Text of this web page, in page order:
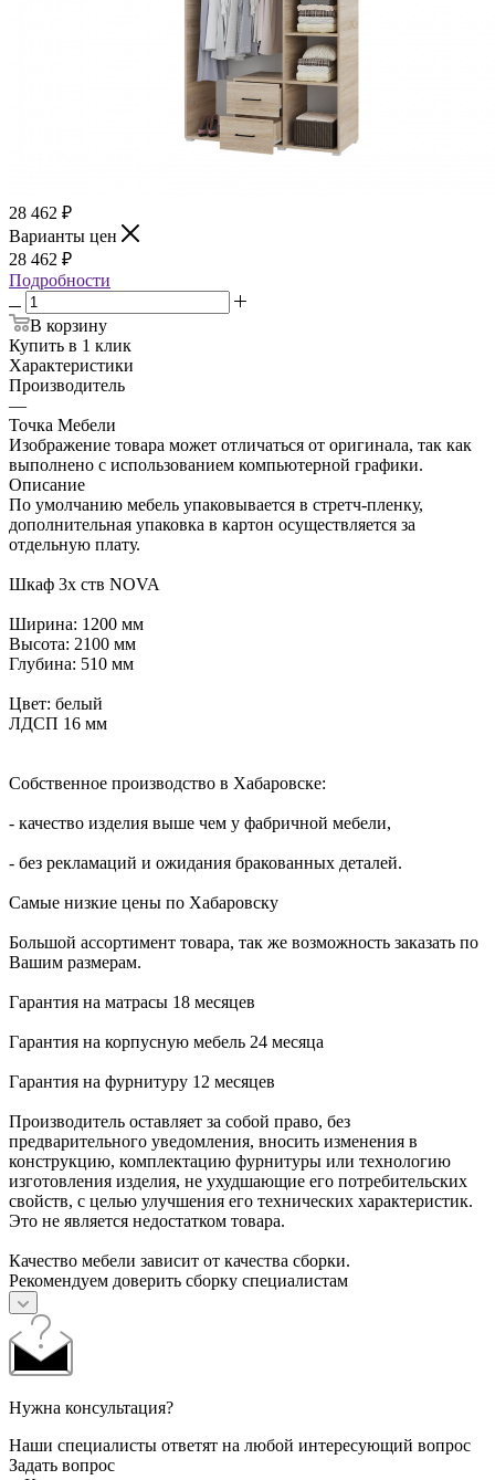
28 462 ₽
Варианты цен
28 462 ₽
Подробности
В корзину
Купить в 1 клик
Характеристики
Производитель
—
Точка Мебели
Изображение товара может отличаться от оригинала, так как
выполнено с использованием компьютерной графики.
Описание
По умолчанию мебель упаковывается в стретч-пленку,
дополнительная упаковка в картон осуществляется за
отдельную плату.
Шкаф 3х ств NOVA
Ширина: 1200 мм
Высота: 2100 мм
Глубина: 510 мм
Цвет: белый
ЛДСП 16 мм
Собственное производство в Хабаровске:
- качество изделия выше чем у фабричной мебели,
- без рекламаций и ожидания бракованных деталей.
Самые низкие цены по Хабаровску
Большой ассортимент товара, так же возможность заказать по
Вашим размерам.
Гарантия на матрасы 18 месяцев
Гарантия на корпусную мебель 24 месяца
Гарантия на фурнитуру 12 месяцев
Производитель оставляет за собой право, без
предварительного уведомления, вносить изменения в
конструкцию, комплектацию фурнитуры или технологию
изготовления изделия, не ухудшающие его потребительских
свойств, с целью улучшения его технических характеристик.
Это не является недостатком товара.
Качество мебели зависит от качества сборки.
Рекомендуем доверить сборку специалистам
Нужна консультация?
Наши специалисты ответят на любой интересующий вопрос
Задать вопрос